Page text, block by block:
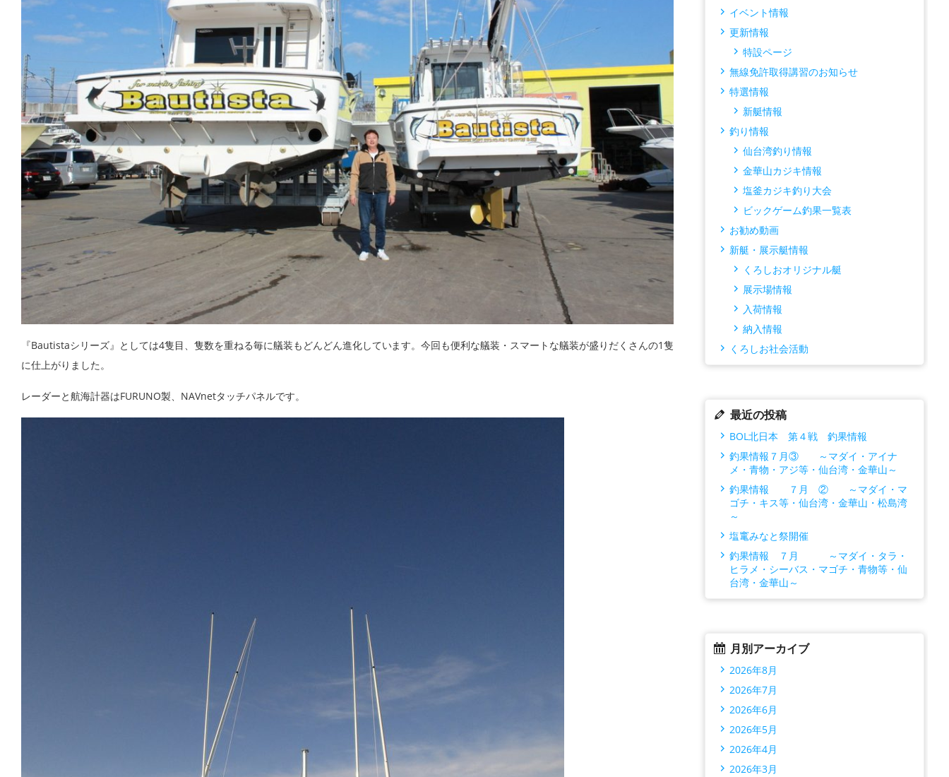
『Bautistaシリーズ』としては4隻目、隻数を重ねる毎に艤装もどんどん進化しています。今回も便利な艤装・スマートな艤装が盛りだくさんの1隻
に仕上がりました。
レーダーと航海計器はFURUNO製、NAVnetタッチパネルです。
イベント情報
更新情報
特設ページ
無線免許取得講習のお知らせ
特選情報
新艇情報
釣り情報
仙台湾釣り情報
金華山カジキ情報
塩釜カジキ釣り大会
ビックゲーム釣果一覧表
お勧め動画
新艇・展示艇情報
くろしおオリジナル艇
展示場情報
入荷情報
納入情報
くろしお社会活動
最近の投稿
BOL北日本 第４戦 釣果情報
釣果情報７月③ ～マダイ・アイナ
メ・青物・アジ等・仙台湾・金華山～
釣果情報 ７月 ② ～マダイ・マ
ゴチ・キス等・仙台湾・金華山・松島湾
～
塩竃みなと祭開催
釣果情報 ７月 ～マダイ・タラ・
ヒラメ・シーバス・マゴチ・青物等・仙
台湾・金華山～
月別アーカイブ
2026年8月
2026年7月
2026年6月
2026年5月
2026年4月
2026年3月